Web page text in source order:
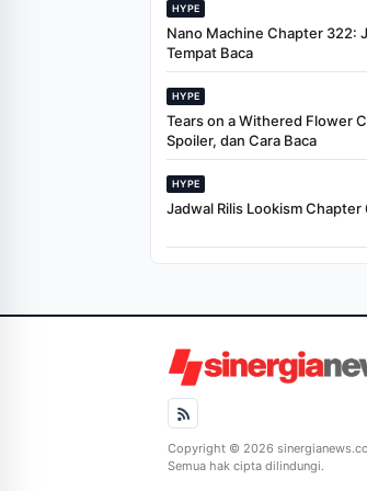
HYPE
Nano Machine Chapter 322:
Tempat Baca
HYPE
Tears on a Withered Flower
Spoiler, dan Cara Baca
HYPE
Jadwal Rilis Lookism Chapter
Copyright © 2026
Semua hak cipta dilindungi.